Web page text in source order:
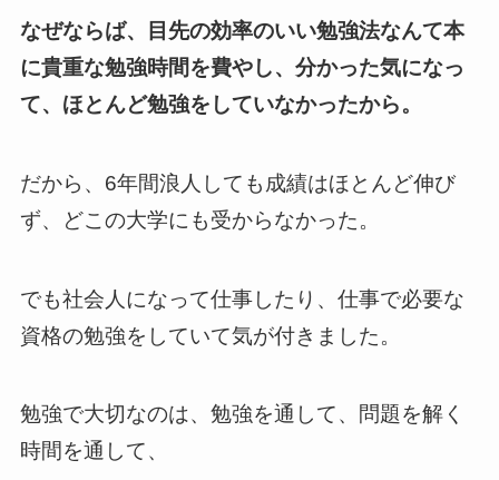
なぜならば、目先の効率のいい勉強法なんて本
に貴重な勉強時間を費やし、分かった気になっ
て、ほとんど勉強をしていなかったから。
だから、6年間浪人しても成績はほとんど伸び
ず、どこの大学にも受からなかった。
でも社会人になって仕事したり、仕事で必要な
資格の勉強をしていて気が付きました。
勉強で大切なのは、勉強を通して、問題を解く
時間を通して、